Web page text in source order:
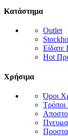
Κατάστημα
Outlet
Hot
Χρήσιμα
Όροι